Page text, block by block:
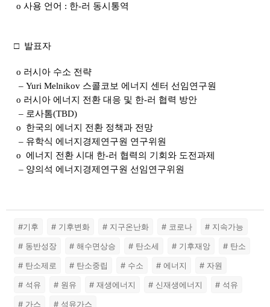
o 사용 언어 : 한-러 동시통역
□ 발표자
o 러시아 수소 전략
– Yuri Melnikov 스콜코보 에너지 센터 선임연구원
o 러시아 에너지 전환 대응 및 한-러 협력 방안
– 로사톰(TBD)
o 한국의 에너지 전환 정책과 전망
– 유학식 에너지경제연구원 연구위원
o 에너지 전환 시대 한-러 협력의 기회와 도전과제
– 양의석 에너지경제연구원 선임연구위원
#기후 # 기후변화 # 지구온난화 # 코로나
# 지속가능
# 동반성장
# 해수면상승 # 탄소세 # 기후재앙
# 탄소
# 탄소제로
# 탄소중립 # 수소 # 에너지
# 자원
# 석유
# 원유 # 재생에너지 # 신재생에너지
# 석유
# 가스
# 석유가스